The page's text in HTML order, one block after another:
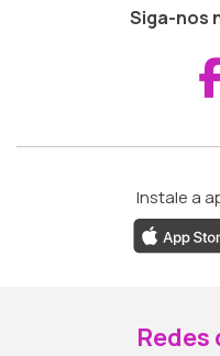
Siga-nos
Instale a